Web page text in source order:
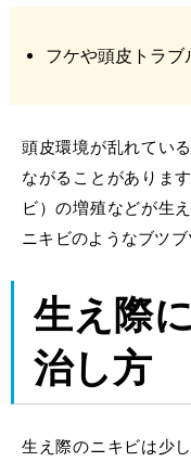
フケや頭皮トラブ
頭皮環境が乱れてい
ながることがありま
ビ）の増殖などが生
ニキビのようなブツブ
生え際
治し方
生え際のニキビは少